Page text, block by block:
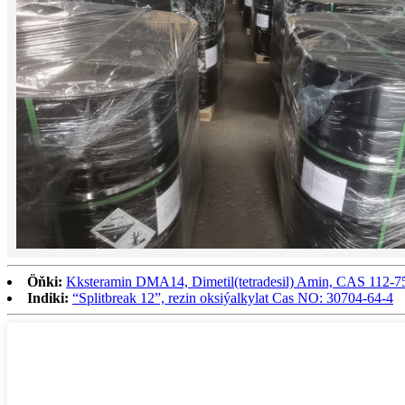
Öňki: Kksteramin DMA14, Dimetil(tetradesil) Amin, CAS 112-
Indiki: “Splitbreak 12”, rezin oksiýalkylat Cas NO: 30704-64-4